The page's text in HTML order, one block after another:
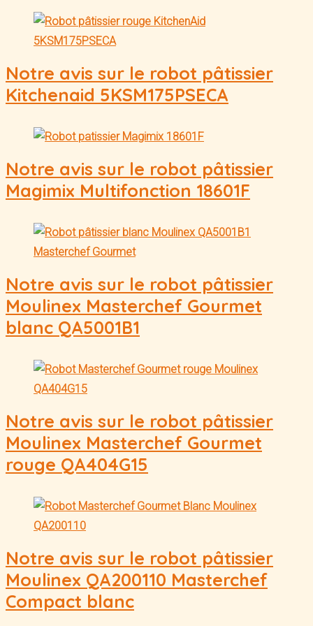
Notre avis sur le robot pâtissier
Kitchenaid 5KSM175PSECA
Notre avis sur le robot pâtissier
Magimix Multifonction 18601F
Notre avis sur le robot pâtissier
Moulinex Masterchef Gourmet
blanc QA5001B1
Notre avis sur le robot pâtissier
Moulinex Masterchef Gourmet
rouge QA404G15
Notre avis sur le robot pâtissier
Moulinex QA200110 Masterchef
Compact blanc